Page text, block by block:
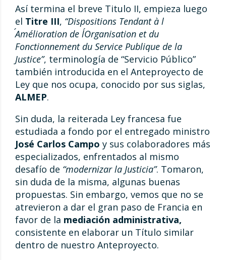
Así termina el breve Titulo II, empieza luego
el Titre III, “Dispositions Tendant à l
´Amélioration de l´Organisation et du
Fonctionnement du Service Publique de la
Justice”, terminología de “Servicio Público”
también introducida en el Anteproyecto de
Ley que nos ocupa, conocido por sus siglas,
ALMEP.
Sin duda, la reiterada Ley francesa fue
estudiada a fondo por el entregado ministro
José Carlos Campo y sus colaboradores más
especializados, enfrentados al mismo
desafío de “modernizar la Justicia”. Tomaron,
sin duda de la misma, algunas buenas
propuestas. Sin embargo, vemos que no se
atrevieron a dar el gran paso de Francia en
favor de la mediación administrativa,
consistente en elaborar un Título similar
dentro de nuestro Anteproyecto.